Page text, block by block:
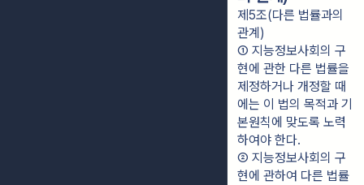
제5조(다른 법률과의
관계)
① 지능정보사회의 구
현에 관한 다른 법률을
제정하거나 개정할 때
에는 이 법의 목적과 기
본원칙에 맞도록 노력
하여야 한다.
② 지능정보사회의 구
현에 관하여 다른 법률